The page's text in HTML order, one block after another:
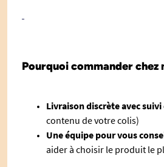
Pourquoi commander chez
Livraison discrète avec suivi
contenu de votre colis)
Une équipe pour vous
aider à choisir le produit le